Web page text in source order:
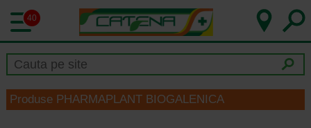
40
Produse PHARMAPLANT BIOGALENICA